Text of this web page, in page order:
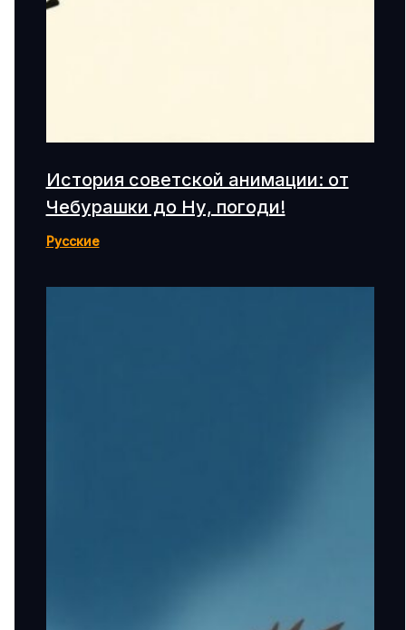
История советской анимации: от
Чебурашки до Ну, погоди!
Русские